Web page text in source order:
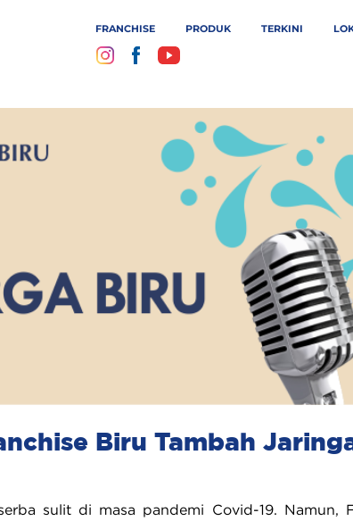
FRANCHISE PRODUK TERKINI
Biru Tambah
sulit di masa pandemi Covid-19. Namun,